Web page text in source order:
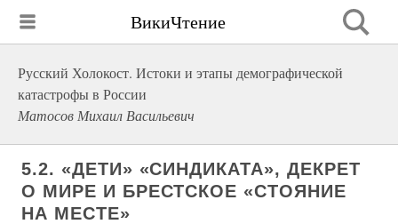
ВикиЧтение
Русский Холокост. Истоки и этапы демографической
катастрофы в России
Матосов Михаил Васильевич
5.2. «ДЕТИ» «СИНДИКАТА», ДЕКРЕТ
О МИРЕ И БРЕСТСКОЕ «СТОЯНИЕ
НА МЕСТЕ»